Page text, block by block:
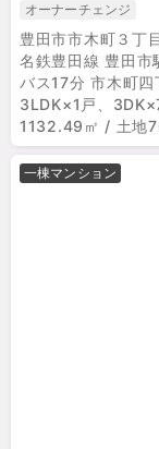
オーナーチェンジ
豊田市市木町３丁目
名鉄豊田線 豊田市
バス17分 市木町
3LDK×1戸、
1132.49㎡ / 土地
一棟マンション